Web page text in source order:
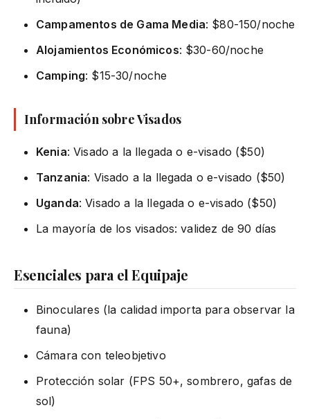
Campamentos de Gama Media: $80-150/noche
Alojamientos Económicos: $30-60/noche
Camping: $15-30/noche
Información sobre Visados
Kenia: Visado a la llegada o e-visado ($50)
Tanzania: Visado a la llegada o e-visado ($50)
Uganda: Visado a la llegada o e-visado ($50)
La mayoría de los visados: validez de 90 días
Esenciales para el Equipaje
Binoculares (la calidad importa para observar la
fauna)
Cámara con teleobjetivo
Protección solar (FPS 50+, sombrero, gafas de
sol)